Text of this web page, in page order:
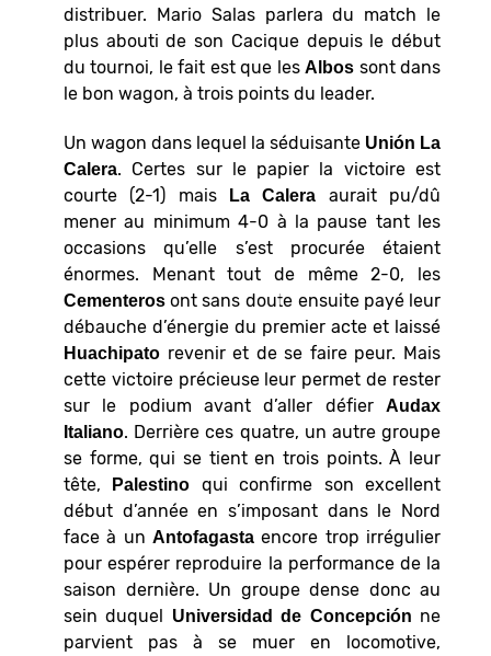
distribuer. Mario Salas parlera du match le
plus abouti de son Cacique depuis le début
du tournoi, le fait est que lesAlbos sont dans
le bon wagon, à trois points du leader.
Un wagon dans lequel la séduisante Unión La
Calera. Certes sur le papier la victoire est
courte (2-1) mais
La Calera aurait pu/dû
mener au minimum 4-0 à la pause tant les
occasions qu’elle s’est procurée étaient
énormes. Menant tout de même 2-0, les
Cementeros ont sans doute ensuite payé leur
débauche d’énergie du premier acte et laissé
Huachipato revenir et de se faire peur. Mais
cette victoire précieuse leur permet de rester
sur le podium avant d’aller défier Audax
Italiano. Derrière ces quatre, un autre groupe
se forme, qui se tient en trois points. À leur
tête,
Palestino qui confirme son excellent
début d’année en s’imposant dans le Nord
face à un Antofagasta encore trop irrégulier
pour espérer reproduire la performance de la
saison dernière. Un groupe dense donc au
sein duquel Universidad de Concepción ne
parvient pas à se muer en locomotive,